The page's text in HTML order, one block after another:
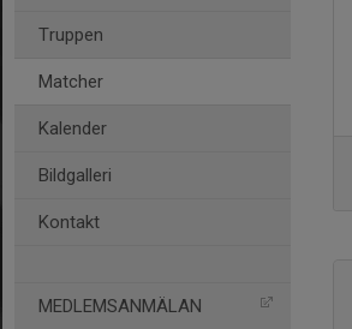
Truppen
Matcher
Kalender
Bildgalleri
Kontakt
MEDLEMSANMÄLAN